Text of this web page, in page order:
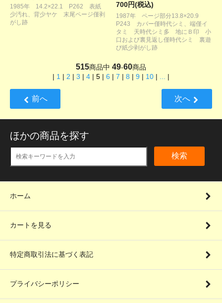
1985年 14.2×22.1 P262 表紙
少汚れ、背少ヤケ 末尾ページ僅剥
がし跡
700円(税込)
1987年 ページ部分13.8×20.9
P243 カバー僅時代シミ、端僅イ
タミ 天時代シミ多 地にＢ印 小
口および裏見返し僅時代シミ 裏遊
び紙少剥がし跡
515商品中 49-60商品
| 1 | 2 | 3 | 4 | 5 | 6 | 7 | 8 | 9 | 10 | ... |
前へ 次へ
ほかの商品を探す
検索
ホーム
カートを見る
特定商取引法に基づく表記
プライバシーポリシー